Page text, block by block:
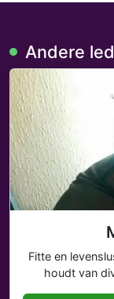
Andere
Fitte en
houdt van